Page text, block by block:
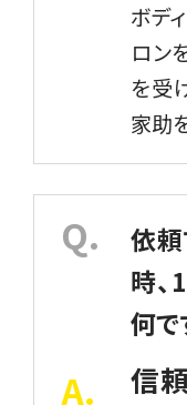
ボデ
ロン
を受
家助
依
時
何で
信